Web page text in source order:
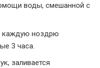
воды, смешанной с
каждую ноздрю
3 часа.
заливается